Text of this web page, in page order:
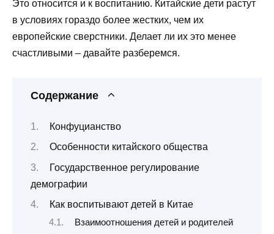
Это относится и к воспитанию. Китайские дети растут
в условиях гораздо более жестких, чем их
европейские сверстники. Делает ли их это менее
счастливыми – давайте разберемся.
Содержание
Конфуцианство
Особенности китайского общества
Государственное регулирование
демографии
Как воспитывают детей в Китае
Взаимоотношения детей и родителей